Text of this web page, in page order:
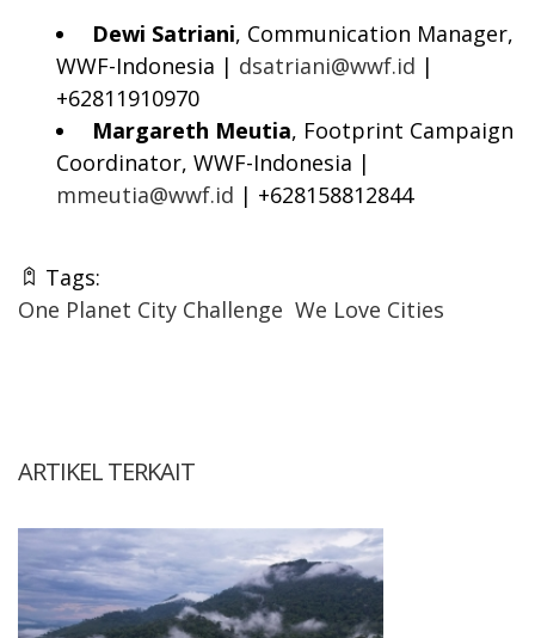
Dewi Satriani, Communication Manager,
WWF-Indonesia | dsatriani@wwf.id |
+62811910970
Margareth Meutia, Footprint Campaign
Coordinator, WWF-Indonesia |
mmeutia@wwf.id | +628158812844
Tags:
One Planet City Challenge We Love Cities
ARTIKEL TERKAIT